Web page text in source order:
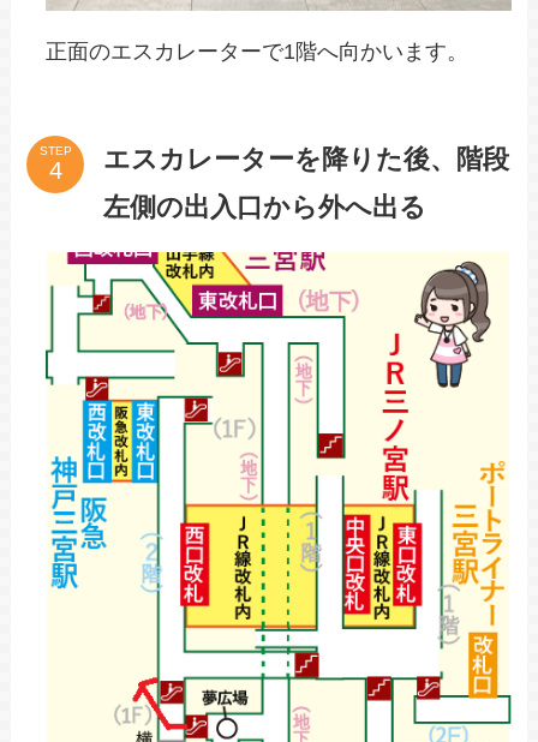
正面のエスカレーターで1階へ向かいます。
STEP
エスカレーターを降りた後、階段
左側の出入口から外へ出る